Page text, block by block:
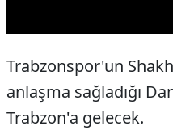
Trabzonspor'un
anlaşma sağladığı
Trabzon'a gelecek.